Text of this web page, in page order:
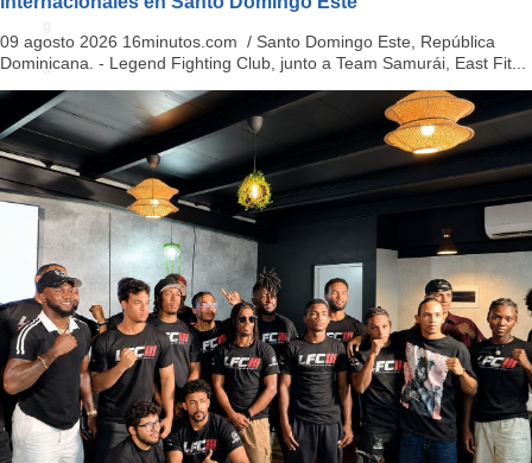
a
ti
o
n
09 agosto 2026 16minutos.com / Santo Domingo Este, República
Dominicana. - Legend Fighting Club, junto a Team Samurái, East Fit...